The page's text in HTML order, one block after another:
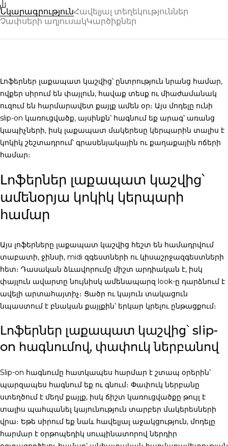
ՆկարագրությունՀավելյալ տեղեկություններ
Չափսերի աղյուսակԿարծիքներ
Լոֆերներ լաքապատ կաշվից՝ ընտրություն նրանց համար,
ովքեր սիրում են փայլուն, հավաք տեսք ու միաժամանակ
ուզում են հարմարավետ քայլք ամեն օր։ Այս մոդելը ունի
slip-on կառուցվածք, այսինքն՝ հագնում եք արագ՝ առանց
կապիչների, իսկ լաքապատ մակերեսը կերպարին տալիս է
կոկիկ շեշտադրում՝ գրասենյակային ու քաղաքային ոճերի
համար։
Լոֆերներ լաքապատ կաշվից՝
ամենօրյա կոկիկ կերպարի
համար
Այս լոֆերները լաքապատ կաշվից հեշտ են համադրվում
տաբատի, ջինսի, midi զգեստների ու կիսաշրջազգեստների
հետ։ Դասական ձևավորումը միշտ արդիական է, իսկ
փայլուն ավարտը նույնիսկ ամենապարզ look-ը դարձնում է
ավելի արտահայտիչ։ Ցածր ու կայուն տակացուն
նպաստում է բնական քայլքին՝ երկար կրելու ընթացքում։
Լոֆերներ լաքապատ կաշվից՝ slip-
on հագնումով, փափուկ ներբանով
Slip-on հագնումը հատկապես հարմար է շտապ օրերին՝
պարզապես հագնում եք ու գնում։ Փափուկ ներբանը
ստեղծում է մեղմ քայլք, իսկ ճիշտ կառուցվածքը թույլ է
տալիս պահպանել կայունություն տարբեր մակերեսների
վրա։ Եթե սիրում եք նաև հավելյալ աջակցություն, մոդելը
հարմար է օրթոպեդիկ սուպինատորով ներդիր